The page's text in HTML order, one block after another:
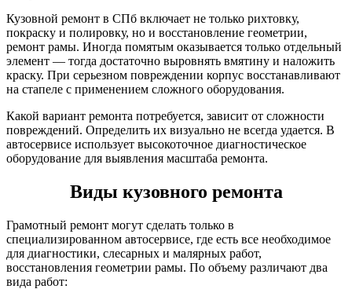
Кузовной ремонт в СПб включает не только рихтовку,
покраску и полировку, но и восстановление геометрии,
ремонт рамы. Иногда помятым оказывается только отдельный
элемент — тогда достаточно выровнять вмятину и наложить
краску. При серьезном повреждении корпус восстанавливают
на стапеле с применением сложного оборудования.
Какой вариант ремонта потребуется, зависит от сложности
повреждений. Определить их визуально не всегда удается. В
автосервисе использует высокоточное диагностическое
оборудование для выявления масштаба ремонта.
Виды кузовного ремонта
Грамотный ремонт могут сделать только в
специализированном автосервисе, где есть все необходимое
для диагностики, слесарных и малярных работ,
восстановления геометрии рамы. По объему различают два
вида работ: